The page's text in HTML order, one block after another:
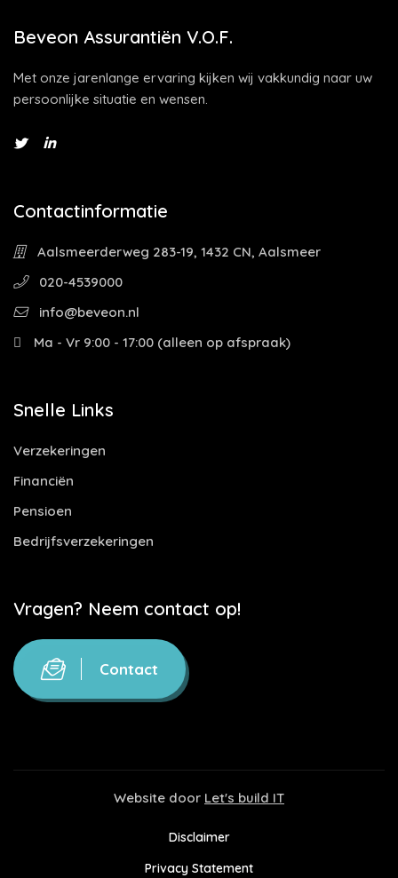
Beveon Assurantiën V.O.F.
Met onze jarenlange ervaring kijken wij vakkundig naar uw
persoonlijke situatie en wensen.
Contactinformatie
Aalsmeerderweg 283-19, 1432 CN, Aalsmeer
020-4539000
info@beveon.nl
Ma - Vr 9:00 - 17:00 (alleen op afspraak)
Snelle Links
Verzekeringen
Financiën
Pensioen
Bedrijfsverzekeringen
Vragen? Neem contact op!
Contact
Website door Let's build IT
Disclaimer
Privacy Statement